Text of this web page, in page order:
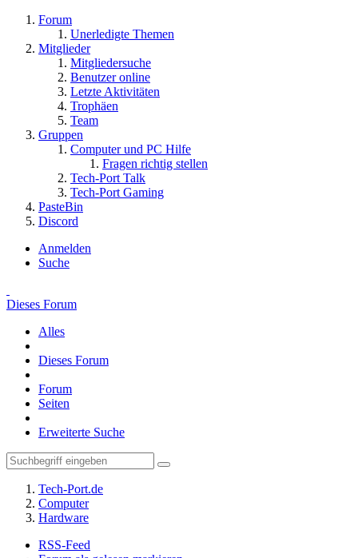
Forum
Unerledigte Themen
Mitglieder
Mitgliedersuche
Benutzer online
Letzte Aktivitäten
Trophäen
Team
Gruppen
Computer und PC Hilfe
Fragen richtig stellen
Tech-Port Talk
Tech-Port Gaming
PasteBin
Discord
Anmelden
Suche
Dieses Forum
Alles
Dieses Forum
Forum
Seiten
Erweiterte Suche
Tech-Port.de
Computer
Hardware
RSS-Feed